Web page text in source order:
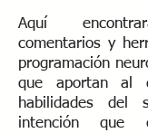
Aquí
comentarios y
programación
que aportan al
habilidades del
intención que